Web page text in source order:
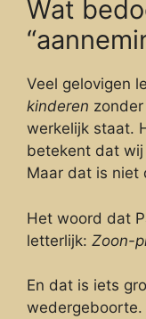
Wat
Veel gelovigen
kinderen
werkelijk staat.
betekent dat wij
Maar dat is niet
Het woord dat
letterlijk: Zoon-
En dat is iets
wedergeboorte.